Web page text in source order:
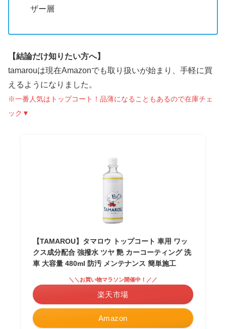
ザー層
【結論だけ知りたい方へ】
tamarouは現在Amazonでも取り扱いが始まり、手軽に買
えるようになりました。
※一番人気はトップコート！品薄になることもあるので在庫チェ
ック▼
【TAMAROU】タマロウ トップコート 車用 ワッ
クス成分配合 強撥水 ツヤ 艶 カーコーティング 洗
車 大容量 480ml 防汚 メンテナンス 簡単施工
Amazon
＼＼お買い物マラソン開催中！／／
楽天市場